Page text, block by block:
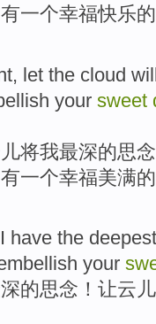
一个幸福快乐的
, let the cloud
your sweet
将我最深的思念
一个幸福美满的
I have the deepest
your
的思念 ！ 让云儿